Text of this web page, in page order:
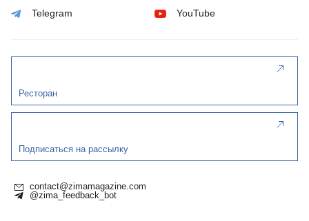
Telegram YouTube
Ресторан
Подписаться на рассылку
contact@zimamagazine.com
@zima_feedback_bot